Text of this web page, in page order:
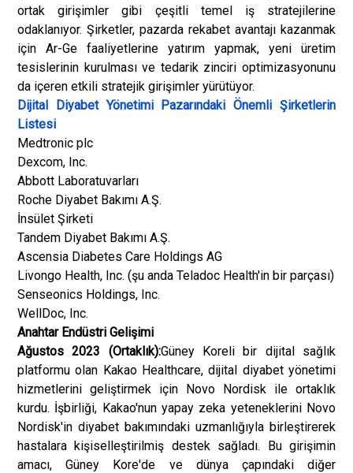
ortak girişimler gibi çeşitli temel iş stratejilerine
odaklanıyor. Şirketler, pazarda rekabet avantajı kazanmak
için Ar-Ge faaliyetlerine yatırım yapmak, yeni üretim
tesislerinin kurulması ve tedarik zinciri optimizasyonunu
da içeren etkili stratejik girişimler yürütüyor.
Dijital Diyabet Yönetimi Pazarındaki Önemli Şirketlerin
Listesi
Medtronic plc
Dexcom, Inc.
Abbott Laboratuvarları
Roche Diyabet Bakımı A.Ş.
İnsület Şirketi
Tandem Diyabet Bakımı A.Ş.
Ascensia Diabetes Care Holdings AG
Livongo Health, Inc. (şu anda Teladoc Health'in bir parçası)
Senseonics Holdings, Inc.
WellDoc, Inc.
Anahtar Endüstri Gelişimi
Ağustos 2023 (Ortaklık):Güney Koreli bir dijital sağlık
platformu olan Kakao Healthcare, dijital diyabet yönetimi
hizmetlerini geliştirmek için Novo Nordisk ile ortaklık
kurdu. İşbirliği, Kakao'nun yapay zeka yeteneklerini Novo
Nordisk'in diyabet bakımındaki uzmanlığıyla birleştirerek
hastalara kişiselleştirilmiş destek sağladı. Bu girişimin
amacı, Güney Kore'de ve dünya çapındaki diğer